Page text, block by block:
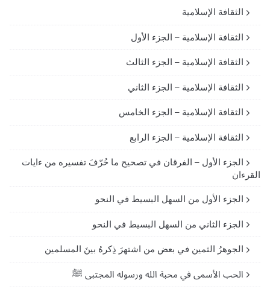
الثقافة الإسلامية
الثقافة الإسلامية – الجزء الأول
الثقافة الإسلامية – الجزء الثالث
الثقافة الإسلامية – الجزء الثاني
الثقافة الإسلامية – الجزء الخامس
الثقافة الإسلامية – الجزء الرابع
الجزء الأول – الفرقان في تصحيح ما حُرّفَ تفسيره من ءايات
القرءان
الجزء الأول من السهل البسيط في النحو
الجزء الثاني من السهل البسيط في النحو
الجوهرُ الثمين في بعض من اشتهرَ ذِكرهُ بينَ المسلمين
الحب الأسمى في محبة الله ورسوله المجتبى ﷺ